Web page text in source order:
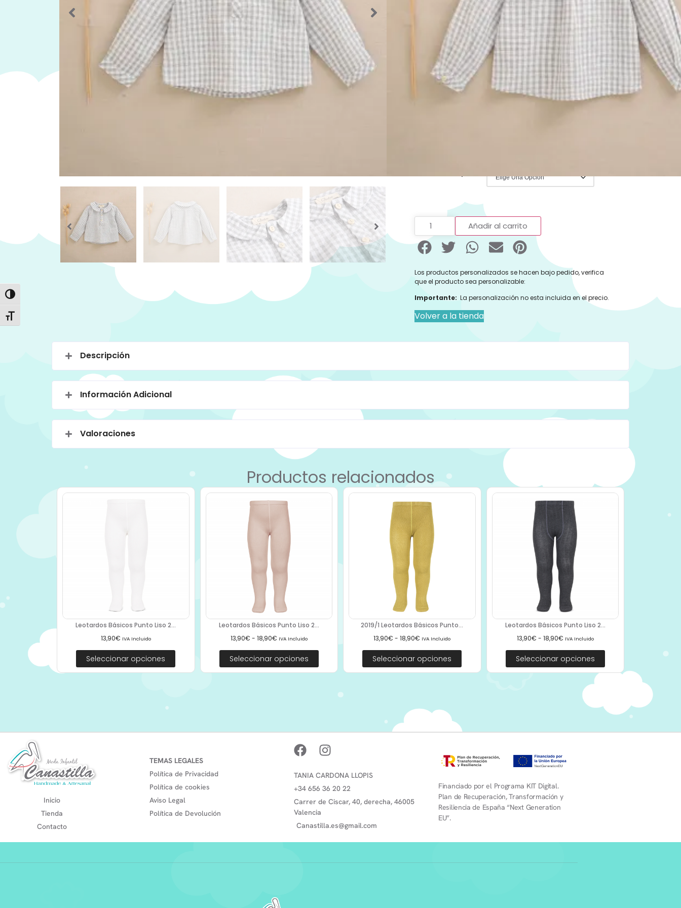
Alternar alto contraste
Alternar tamaño de letra
Si tienes alguna duda con las tallas y/o colores
puedes escribir al 656362022 y con mucho gusto
te atenderemos
52742
Categorías:Ropa y Accesorios Camisas
Rebajas de
,Ropa
Camisa bebe,dadati,Manga Larga,Otoño,
Añadir al carrito
Los productos personalizados se hacen bajo pedido, verifica
que el producto sea personalizable:
Importante: La personalización no esta incluida en el precio.
Volver a la tienda
Descripción
Información Adicional
Valoraciones
Productos relacionados
Leotardos Básicos Punto Liso 2...
13,90€ IVA Incluido
Seleccionar opciones
Leotardos Básicos Punto Liso 2...
13,90€ - 18,90€ IVA Incluido
Seleccionar opciones
2019/1 Leotardos Básicos Punto...
13,90€ - 18,90€ IVA Incluido
Seleccionar opciones
Leotardos Básicos Punto Liso 2...
13,90€ - 18,90€ IVA Incluido
Seleccionar opciones
Inicio
Tienda
Contacto
TEMAS LEGALES
Política de Privacidad
Política de cookies
Aviso Legal
Política de Devolución
TANIA CARDONA LLOPIS
+34 656 36 20 22
Carrer de Ciscar, 40, derecha, 46005
Valencia
Canastilla.es@gmail.com
Financiado por el Programa KIT Digital.
Plan de Recuperación, Transformación y
Resiliencia de España “Next Generation
EU”.